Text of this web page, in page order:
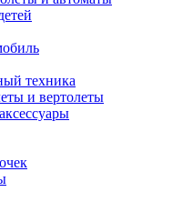
техника
и вертолеты